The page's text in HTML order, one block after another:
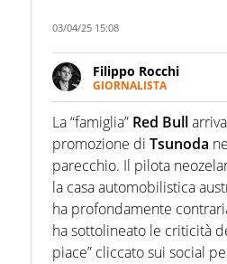
03/04/25 15:08
Filippo Rocchi
GIORNALISTA
Cresciuto tra una
calcio ha la meglio.
nuove storie e
La “famiglia” Red Bull
promozione di Tsunoda
parecchio. Il pilota
la casa automobilistica
ha profondamente
ha sottolineato le criticità
piace” cliccato sui social